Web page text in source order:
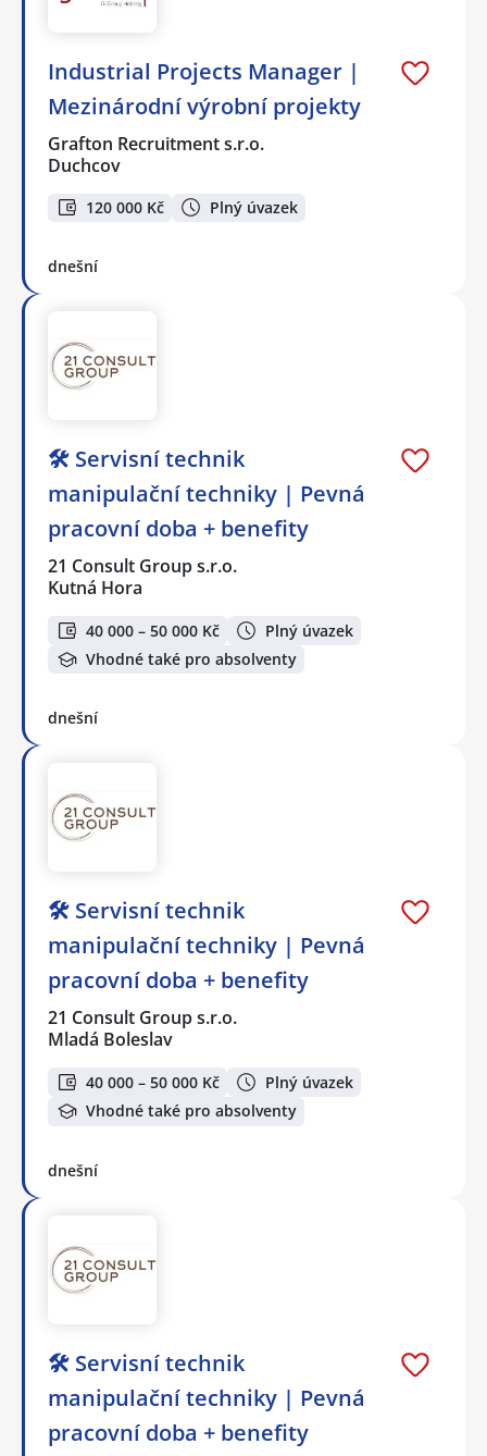
Industrial Projects Manager |
Mezinárodní výrobní projekty
Grafton Recruitment s.r.o.
Duchcov
120 000 Kč Plný úvazek
dnešní
🛠️ Servisní technik
manipulační techniky | Pevná
pracovní doba + benefity
21 Consult Group s.r.o.
Kutná Hora
40 000 – 50 000 Kč
Plný úvazek
Vhodné také pro absolventy
dnešní
🛠️ Servisní technik
manipulační techniky | Pevná
pracovní doba + benefity
21 Consult Group s.r.o.
Mladá Boleslav
40 000 – 50 000 Kč
Plný úvazek
Vhodné také pro absolventy
dnešní
🛠️ Servisní technik
manipulační techniky | Pevná
pracovní doba + benefity